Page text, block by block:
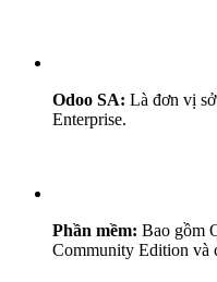
Odoo SA: Là đơn vị
Enterprise.
Phần mềm: Bao gồm
Community Edition và